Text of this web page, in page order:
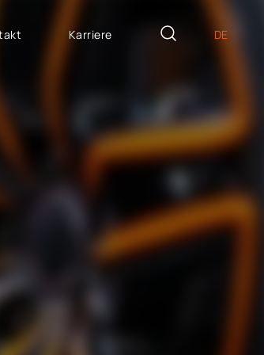
DE
EN
IT
Karriere